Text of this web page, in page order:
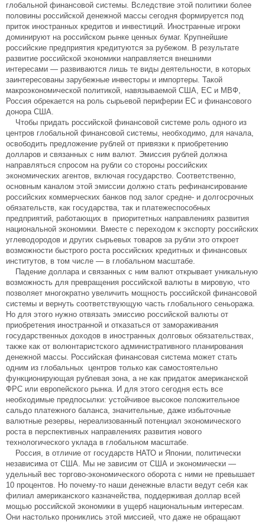
глобальной финансовой системы. Вследствие этой политики более
половины российской денежной массы сегодня формируется под
приток иностранных кредитов и инвестиций. Иностранные игроки
доминируют на российском рынке ценных бумаг. Крупнейшие
российские предприятия кредитуются за рубежом. В результате
развитие российской экономики направляется внешними
интересами — развиваются лишь те виды деятельности, в которых
заинтересованы зарубежные инвесторы и импортеры. Такой
макроэкономической политикой, навязываемой США, ЕС и МВФ,
Россия обрекается на роль сырьевой периферии ЕС и финансового
донора США.
Чтобы придать российской финансовой системе роль одного из
центров глобальной финансовой системы, необходимо, для начала,
освободить предложение рублей от привязки к приобретению
долларов и связанных с ним валют. Эмиссия рублей должна
направляться спросом на рубли со стороны российских
экономических агентов, включая государство. Соответственно,
основным каналом этой эмиссии должно стать рефинансирование
российских коммерческих банков под залог средне- и долгосрочных
обязательств, как государства, так и платежеспособных
предприятий, работающих в приоритетных направлениях развития
национальной экономики. Вместе с переходом к экспорту российских
углеводородов и других сырьевых товаров за рубли это откроет
возможности быстрого роста российских кредитных и финансовых
институтов, в том числе — в глобальном масштабе.
Падение доллара и связанных с ним валют открывает уникальную
возможность для превращения российской валюты в мировую, что
позволяет многократно увеличить мощность российской финансовой
системы и вернуть соответствующую часть глобального сеньоража.
Но для этого нужно отвязать эмиссию российской валюты от
приобретения иностранной и отказаться от замораживания
государственных доходов в иностранных долговых обязательствах,
также как от волюнтаристского административного планирования
денежной массы. Российская финансовая система может стать
одним из глобальных центров только как самостоятельно
функционирующая рублевая зона, а не как придаток американской
ФРС или европейского рынка. И для этого сегодня есть все
необходимые предпосылки: устойчивое высокое положительное
сальдо платежного баланса, значительные, даже избыточные
валютные резервы, нереализованный потенциал экономического
роста в перспективных направлениях развития нового
технологического уклада в глобальном масштабе.
Россия, в отличие от государств НАТО и Японии, политически
независима от США. Мы не зависим от США и экономически —
удельный вес торгово-экономического оборота с ними не превышает
10 процентов. Но почему-то наши денежные власти ведут себя как
филиал американского казначейства, поддерживая доллар всей
мощью российской экономики в ущерб национальным интересам.
Они настолько прониклись этой миссией, что даже не обращают